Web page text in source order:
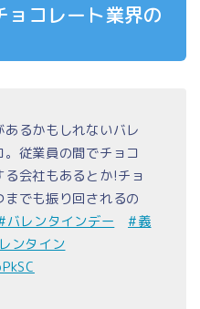
ョコレート業界の
るかもしれないバレ
従業員の間でチョコ
会社もあるとか!チョ
でも振り回されるの
バレンタインデー
#義
ンタイン